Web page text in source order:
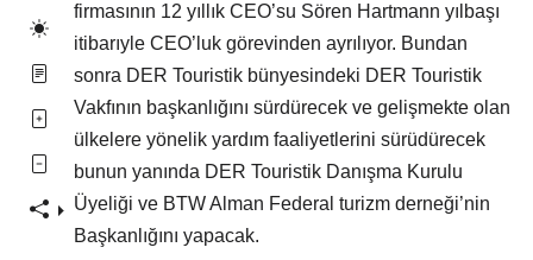
firmasının 12 yıllık CEO’su Sören Hartmann yılbaşı
itibarıyle CEO’luk görevinden ayrılıyor. Bundan
sonra DER Touristik bünyesindeki DER Touristik
Vakfının başkanlığını sürdürecek ve gelişmekte olan
ülkelere yönelik yardım faaliyetlerini sürüdürecek
bunun yanında DER Touristik Danışma Kurulu
Üyeliği ve BTW Alman Federal turizm derneği’nin
Başkanlığını yapacak.